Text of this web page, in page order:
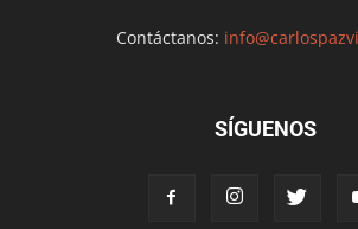
Contáctanos:
SÍGUENOS